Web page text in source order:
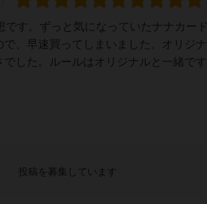
す。ずっと気になっていたナナカー
で、早速買ってしまいました。オリジ
した。ルールはオリジナルと一緒で
投稿を募集しています